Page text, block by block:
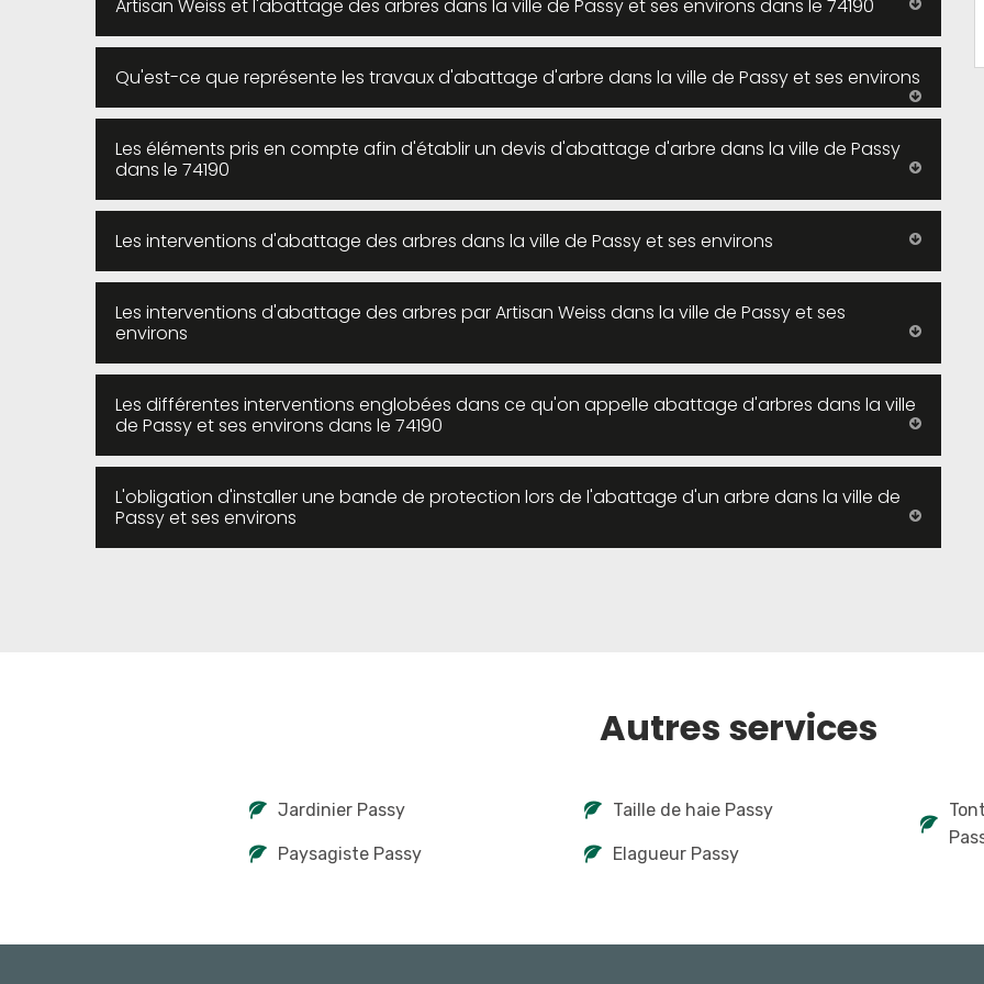
Artisan Weiss et l'abattage des arbres dans la ville de Passy et ses environs dans le 74190
Qu'est-ce que représente les travaux d'abattage d'arbre dans la ville de Passy et ses environs
Les éléments pris en compte afin d'établir un devis d'abattage d'arbre dans la ville de Passy
dans le 74190
Les interventions d'abattage des arbres dans la ville de Passy et ses environs
Les interventions d'abattage des arbres par Artisan Weiss dans la ville de Passy et ses
environs
Les différentes interventions englobées dans ce qu'on appelle abattage d'arbres dans la ville
de Passy et ses environs dans le 74190
L'obligation d'installer une bande de protection lors de l'abattage d'un arbre dans la ville de
Passy et ses environs
Autres services
Jardinier Passy
Paysagiste Passy
Taille de haie Passy
Elagueur Passy